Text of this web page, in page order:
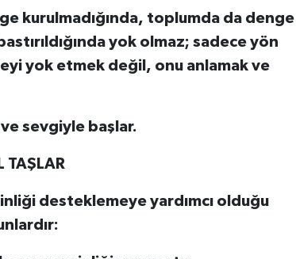
kurulmadığında, toplumda da denge
yok olmaz; sadece yön
yok etmek değil, onu anlamak ve
ve sevgiyle başlar.
TAŞLAR
desteklemeye yardımcı olduğu